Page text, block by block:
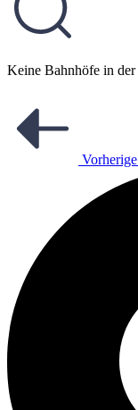
Keine Bahnhöfe in